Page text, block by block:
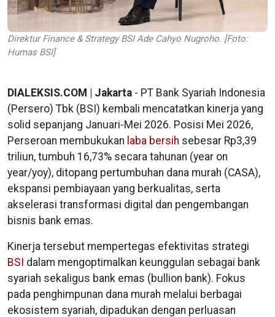
Direktur Finance & Strategy BSI Ade Cahyo Nugroho. [Foto:
Humas BSI]
DIALEKSIS.COM | Jakarta - PT Bank Syariah Indonesia
(Persero) Tbk (BSI) kembali mencatatkan kinerja yang
solid sepanjang Januari-Mei 2026. Posisi Mei 2026,
Perseroan membukukan laba bersih sebesar Rp3,39
triliun, tumbuh 16,73% secara tahunan (year on
year/yoy), ditopang pertumbuhan dana murah (CASA),
ekspansi pembiayaan yang berkualitas, serta
akselerasi transformasi digital dan pengembangan
bisnis bank emas.
Kinerja tersebut mempertegas efektivitas strategi
BSI dalam mengoptimalkan keunggulan sebagai bank
syariah sekaligus bank emas (bullion bank). Fokus
pada penghimpunan dana murah melalui berbagai
ekosistem syariah, dipadukan dengan perluasan